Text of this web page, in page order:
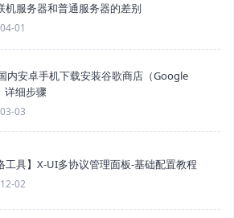
机服务器和普通服务器的差别
01
内安卓手机下载安装谷歌商店（Google
详细步骤
03
工具】X-UI多协议管理面板-基础配置教程
02